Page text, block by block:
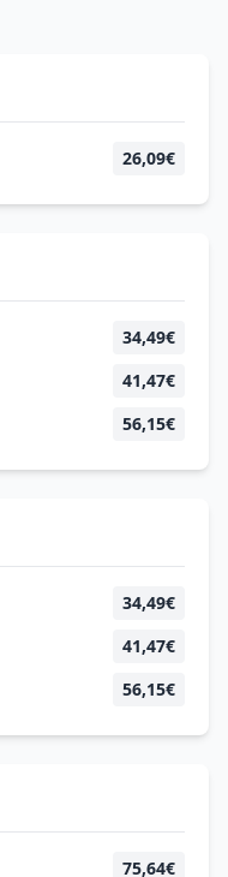
26,09€
34,49€
41,47€
56,15€
34,49€
41,47€
56,15€
75,64€